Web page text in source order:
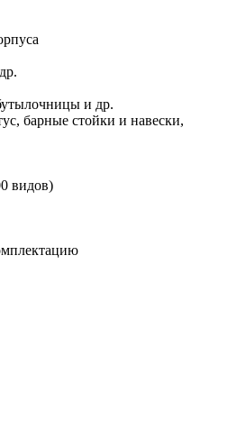
и др.
барные стойки и навески,
видов)